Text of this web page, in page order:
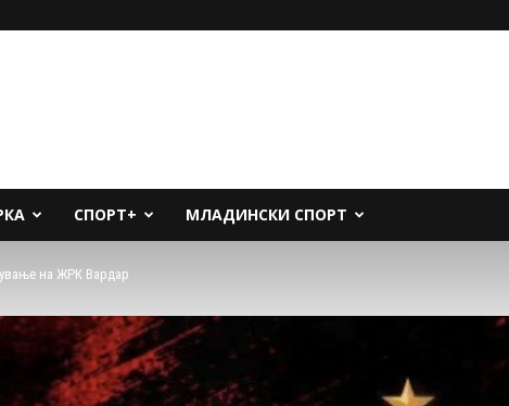
СПОРТ+ МЛАДИНСКИ СПОРТ
на ЖРК Вардар